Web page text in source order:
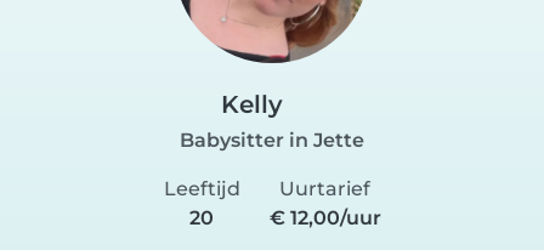
Kelly
Babysitter in Jette
Leeftijd
20
Uurtarief
€ 12,00/uur